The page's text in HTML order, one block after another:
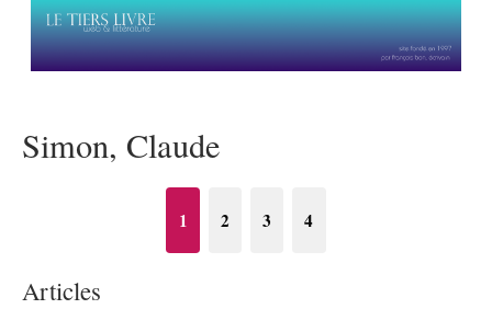
Simon, Claude
1 2 3 4
Articles